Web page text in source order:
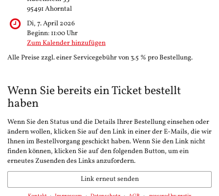
95491 Ahorntal
Di, 7. April 2026
Beginn: 11:00Uhr
Zum Kalender hinzufügen
Alle Preise zzgl. einer Servicegebühr von 3.5 % pro Bestellung.
Wenn Sie bereits ein Ticket bestellt
haben
Wenn Sie den Status und die Details Ihrer Bestellung einsehen oder
ändern wollen, klicken Sie auf den Link in einer der E-Mails, die wir
Ihnen im Bestellvorgang geschickt haben. Wenn Sie den Link nicht
finden können, klicken Sie auf den folgenden Button, um ein
erneutes Zusenden des Links anzufordern.
Link erneut senden